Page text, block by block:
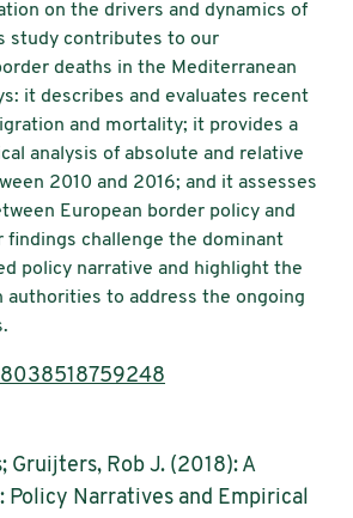
on the drivers and dynamics of
study contributes to our
deaths in the Mediterranean
it describes and evaluates recent
and mortality; it provides a
analysis of absolute and relative
2010 and 2016; and it assesses
European border policy and
findings challenge the dominant
policy narrative and highlight the
authorities to address the ongoing
Gruijters, Rob J. (2018): A
Policy Narratives and Empirical